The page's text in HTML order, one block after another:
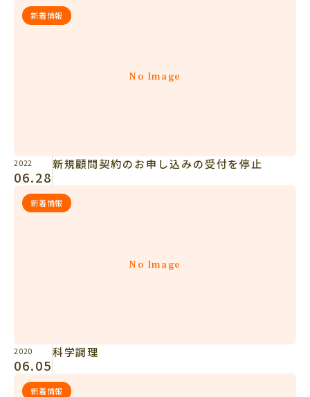
No Image
新着情報
2022
06.28
新規顧問契約のお申し込みの受付を停止
No Image
新着情報
2020
06.05
科学調理
新着情報